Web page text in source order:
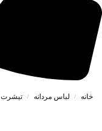
خانه / لباس مردانه / تیشرت